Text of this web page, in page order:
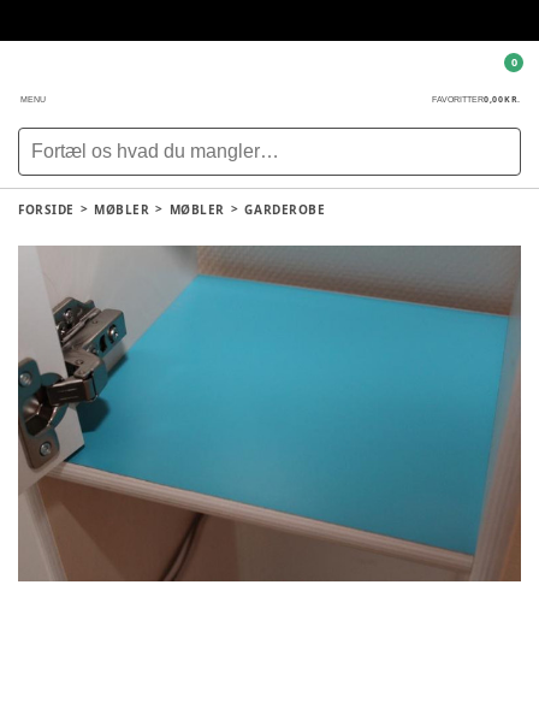
MENU FAVORITTER0,00 KR.
0
FORSIDE MØBLER MØBLER GARDEROBE